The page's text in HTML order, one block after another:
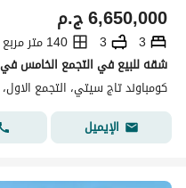
ج.م6,650,000
3
3
140 متر مربع
كومباوند تاج سيتي، التجمع
الإيميل